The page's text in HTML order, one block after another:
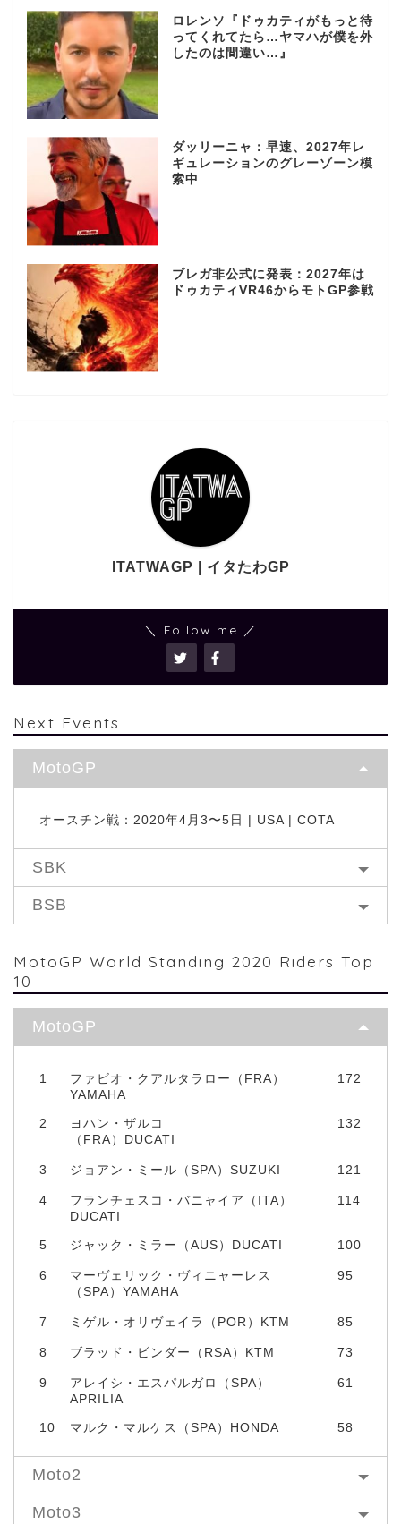
ロレンソ『ドゥカティがもっと待
ってくれてたら…ヤマハが僕を外
したのは間違い…』
ダッリーニャ：早速、2027年レ
ギュレーションのグレーゾーン模
索中
ブレガ非公式に発表：2027年は
ドゥカティVR46からモトGP参戦
ITATWAGP | イタたわGP
＼ Follow me ／
Next Events
MotoGP
オースチン戦：2020年4月3〜5日 | USA | COTA
SBK
BSB
MotoGP World Standing 2020 Riders Top
10
MotoGP
1
ファビオ・クアルタラロー（FRA）
YAMAHA
172
2
ヨハン・ザルコ
（FRA）DUCATI
132
3 ジョアン・ミール（SPA）SUZUKI 121
4
フランチェスコ・バニャイア（ITA）
DUCATI
114
5 ジャック・ミラー（AUS）DUCATI 100
6
マーヴェリック・ヴィニャーレス
（SPA）YAMAHA
95
7 ミゲル・オリヴェイラ（POR）KTM 85
8 ブラッド・ビンダー（RSA）KTM 73
9
アレイシ・エスパルガロ（SPA）
APRILIA
61
10 マルク・マルケス（SPA）HONDA 58
Moto2
Moto3